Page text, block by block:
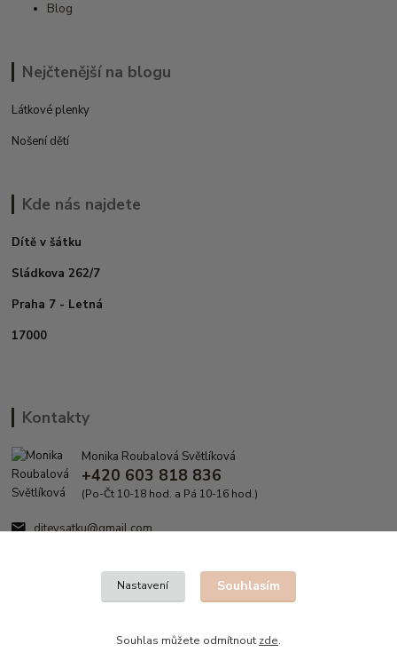
Blog
Nejčtenější na blogu
Látkové plenky
Nošení dětí
Kde nás najdete
Dítě v šátku
Sládkova 262/7
Praha 7 - Letná
17000
Kontakty
Monika Roubalová Světlíková
+420 603 818 836
(Po-Čt 10-18 hod. a Pá 10-16 hod.)
ditevsatku@gmail.com
Nastavení Souhlasím
Souhlas můžete odmítnout zde.